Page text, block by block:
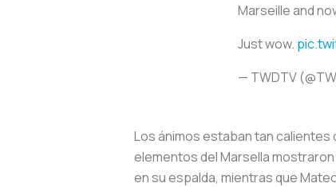
Marseille and
Just wow.
— TWDTV
Los ánimos estaban tan
elementos del Marsella
en su espalda, mientras que